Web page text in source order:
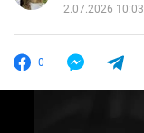
2.07.2026 10:03
0